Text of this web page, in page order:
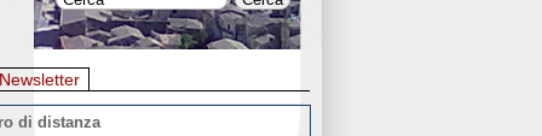
Newsletter
di distanza